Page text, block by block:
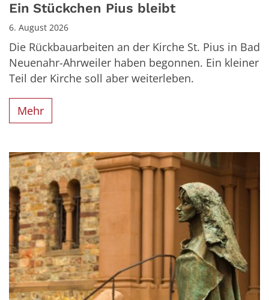
Ein Stückchen Pius bleibt
6. August 2026
Die Rückbauarbeiten an der Kirche St. Pius in Bad
Neuenahr-Ahrweiler haben begonnen. Ein kleiner
Teil der Kirche soll aber weiterleben.
Mehr